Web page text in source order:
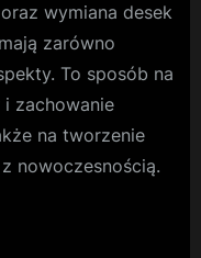
wymiana desek
zarówno
To sposób na
zachowanie
na tworzenie
nowoczesnością.